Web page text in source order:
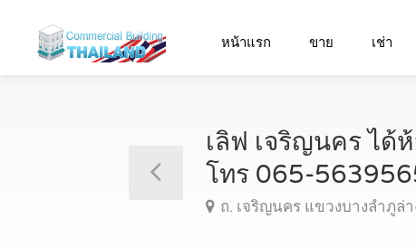
หน้าแรก ขาย เช่า
เลิฟ เจริญนคร ได้
โทร 065-
ถ. เจริญนคร แขวงบางลำภูล่